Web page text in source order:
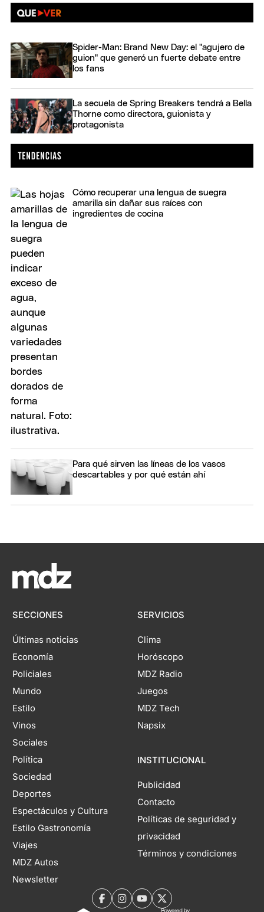
Spider-Man: Brand New Day: el "agujero de
guion" que generó un fuerte debate entre
los fans
La secuela de Spring Breakers tendrá a Bella
Thorne como directora, guionista y
protagonista
Cómo recuperar una lengua de suegra
amarilla sin dañar sus raíces con
ingredientes de cocina
Para qué sirven las líneas de los vasos
descartables y por qué están ahí
SECCIONES
Últimas noticias
Economía
Policiales
Mundo
Estilo
Vinos
Sociales
Política
Sociedad
Deportes
Espectáculos y Cultura
Estilo Gastronomía
Viajes
MDZ Autos
Newsletter
SERVICIOS
Clima
Horóscopo
MDZ Radio
Juegos
MDZ Tech
Napsix
INSTITUCIONAL
Publicidad
Contacto
Políticas de seguridad y
privacidad
Términos y condiciones